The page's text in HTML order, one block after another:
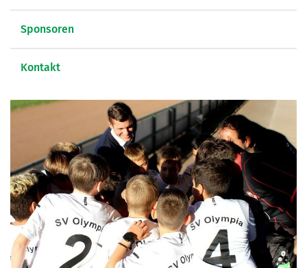
Sponsoren
Kontakt